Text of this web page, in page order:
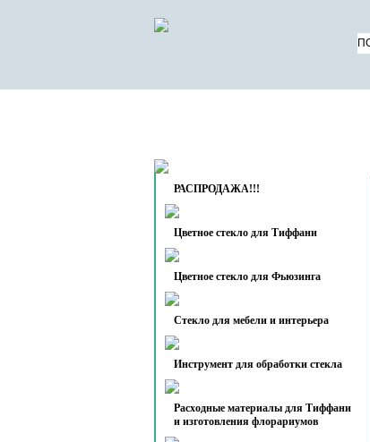
РАСПРОДАЖА!!!
Цветное стекло для Тиффани
Цветное стекло для Фьюзинга
Стекло для мебели и интерьера
Инструмент для обработки стекла
Расходные материалы для Тиффани
и изготовления флорариумов